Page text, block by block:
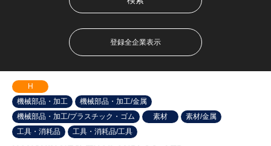
登録全企業表示
H
機械部品・加工
機械部品・加工/金属
機械部品・加工/プラスチック・ゴム
素材
素材/金属
工具・消耗品
工具・消耗品/工具